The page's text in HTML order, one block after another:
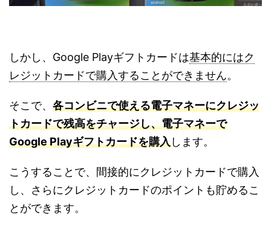
しかし、Google Playギフトカードは基本的にはク
レジットカードで購入することができません。
そこで、 各コンビニで使える電子マネーにクレジッ
トカードで残高をチャージし、電子マネーで
Google Playギフトカードを購入します。
こうすることで、間接的にクレジットカードで購入
し、さらにクレジットカードのポイントも貯めるこ
とができます。